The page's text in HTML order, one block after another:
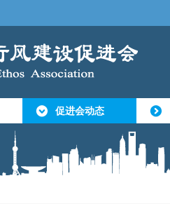
促进会动态